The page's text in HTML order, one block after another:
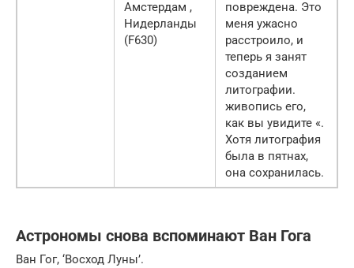
Амстердам ,
Нидерланды
(F630)
повреждена. Это
меня ужасно
расстроило, и
теперь я занят
созданием
литографии.
живопись его,
как вы увидите «.
Хотя литография
была в пятнах,
она сохранилась.
Астрономы снова вспоминают Ван Гога
Ван Гог, ‘Восход Луны’.